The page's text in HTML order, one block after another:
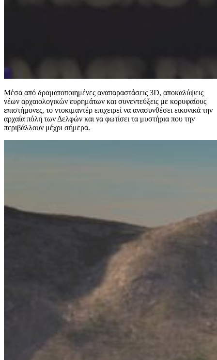
Μέσα από δραματοποιημένες αναπαραστάσεις 3D, αποκαλύψεις
νέων αρχαιολογικών ευρημάτων και συνεντεύξεις με κορυφαίους
επιστήμονες, το ντοκιμαντέρ επιχειρεί να ανασυνθέσει εικονικά την
αρχαία πόλη των Δελφών και να φωτίσει τα μυστήρια που την
περιβάλλουν μέχρι σήμερα.